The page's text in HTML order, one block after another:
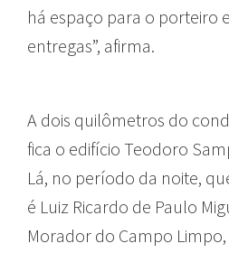
há espaço para o porteiro
entregas”, afirma.
A dois quilômetros do
fica o edifício Teodoro
Lá, no período da noite,
é Luiz Ricardo de Paulo
Morador do Campo